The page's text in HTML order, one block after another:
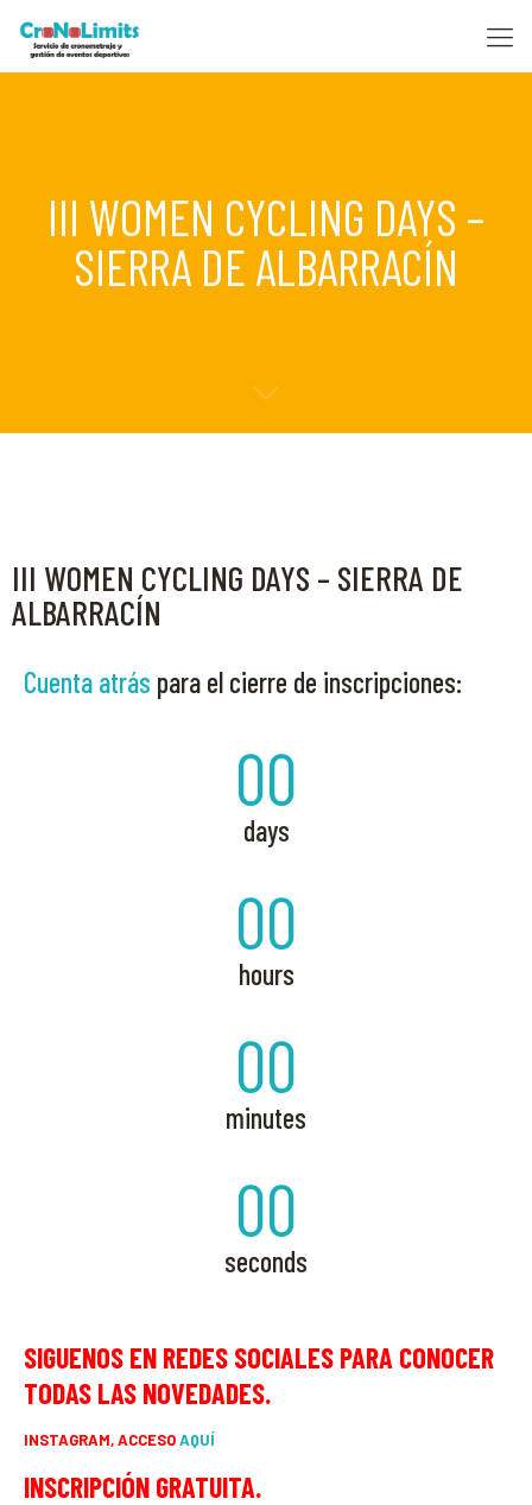
III WOMEN CYCLING DAYS –
SIERRA DE ALBARRACÍN
III WOMEN CYCLING DAYS – SIERRA DE
ALBARRACÍN
Cuenta atrás para el cierre de inscripciones:
00
days
00
hours
00
minutes
00
seconds
SIGUENOS EN REDES SOCIALES PARA CONOCER
TODAS LAS NOVEDADES.
INSTAGRAM, ACCESOAQUÍ
INSCRIPCIÓN GRATUITA.